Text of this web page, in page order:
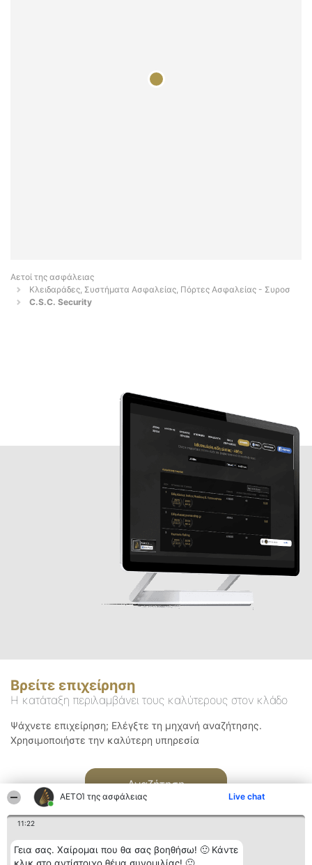
ΑΕΤΟΊ της ασφάλειας Live chat
11:22
Γεια σας. Χαίρομαι που θα σας βοηθήσω! 🙂 Κάντε
Αετοί της ασφάλειας
Κλειδαράδες, Συστήματα Ασφαλείας, Πόρτες Ασφαλείας - Συροσ
C.S.C. Security
Βρείτε επιχείρηση
Η κατάταξη περιλαμβάνει τους καλύτερους στον κλάδο
Ψάχνετε επιχείρηση; Ελέγξτε τη μηχανή αναζήτησης.
Χρησιμοποιήστε την καλύτερη υπηρεσία
Αναζήτηση